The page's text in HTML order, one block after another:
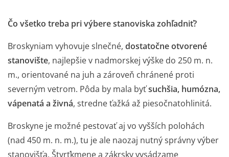
Čo všetko treba pri výbere stanoviska zohľadniť?
Broskyniam vyhovuje slnečné, dostatočne otvorené
stanovište, najlepšie v nadmorskej výške do 250 m. n.
m., orientované na juh a zároveň chránené proti
severným vetrom. Pôda by mala byťsuchšia, humózna,
vápenatá a živná, stredne ťažká až piesočnatohlinitá.
Broskyne je možné pestovať aj vo vyšších polohách
(nad 450 m. n. m.), tu je ale naozaj nutný správny výber
stanovišťa. Štvrťkmene a zákrsky vysádzame